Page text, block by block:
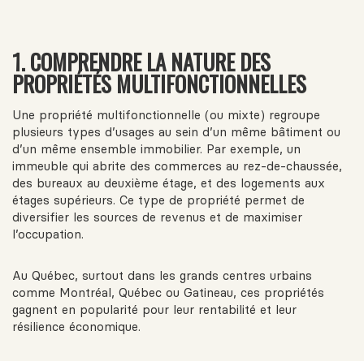
1. COMPRENDRE LA NATURE DES
PROPRIÉTÉS MULTIFONCTIONNELLES
Une propriété multifonctionnelle (ou mixte) regroupe
plusieurs types d’usages au sein d’un même bâtiment ou
d’un même ensemble immobilier. Par exemple, un
immeuble qui abrite des commerces au rez-de-chaussée,
des bureaux au deuxième étage, et des logements aux
étages supérieurs. Ce type de propriété permet de
diversifier les sources de revenus et de maximiser
l’occupation.
Au Québec, surtout dans les grands centres urbains
comme Montréal, Québec ou Gatineau, ces propriétés
gagnent en popularité pour leur rentabilité et leur
résilience économique.